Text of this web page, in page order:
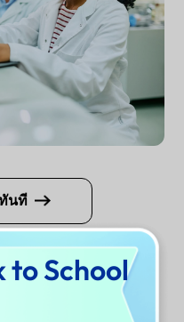
นที
สร้างเลข
AI?
School